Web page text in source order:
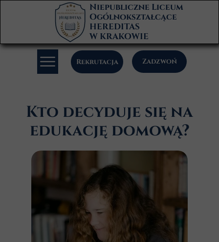
Zadzwoń
Rekrutacja
Niepubliczne Liceum
Ogólnokształcące
HEREDITAS
W KRAKOWIE
Kto decyduje się na
edukację domową?